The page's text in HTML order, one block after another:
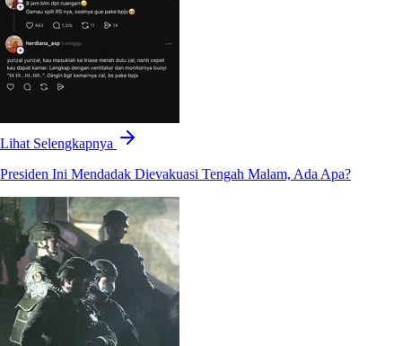
Lihat Selengkapnya
Presiden Ini Mendadak Dievakuasi Tengah Malam, Ada Apa?